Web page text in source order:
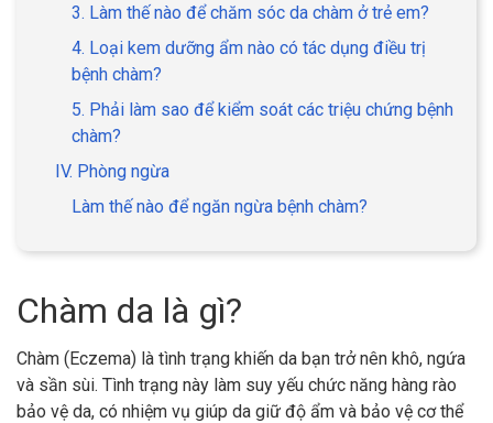
3. Làm thế nào để chăm sóc da chàm ở trẻ em?
4. Loại kem dưỡng ẩm nào có tác dụng điều trị
bệnh chàm?
5. Phải làm sao để kiểm soát các triệu chứng bệnh
chàm?
IV. Phòng ngừa
Làm thế nào để ngăn ngừa bệnh chàm?
Chàm da là gì?
Chàm (Eczema) là tình trạng khiến da bạn trở nên khô, ngứa
và sần sùi. Tình trạng này làm suy yếu chức năng hàng rào
bảo vệ da, có nhiệm vụ giúp da giữ độ ẩm và bảo vệ cơ thể